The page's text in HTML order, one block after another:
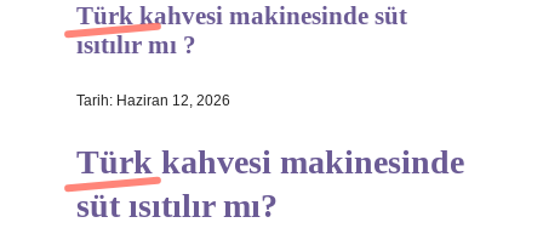
Hakkımızda
Türk kahvesi makinesinde süt
ısıtılır mı ?
Tarih: Haziran 12, 2026
Türk kahvesi makinesinde
süt ısıtılır mı?